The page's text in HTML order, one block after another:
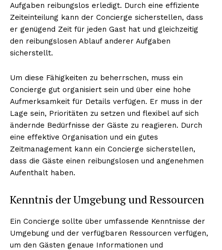
Aufgaben reibungslos erledigt. Durch eine effiziente
Zeiteinteilung kann der Concierge sicherstellen, dass
er genügend Zeit für jeden Gast hat und gleichzeitig
den reibungslosen Ablauf anderer Aufgaben
sicherstellt.
Um diese Fähigkeiten zu beherrschen, muss ein
Concierge gut organisiert sein und über eine hohe
Aufmerksamkeit für Details verfügen. Er muss in der
Lage sein, Prioritäten zu setzen und flexibel auf sich
ändernde Bedürfnisse der Gäste zu reagieren. Durch
eine effektive Organisation und ein gutes
Zeitmanagement kann ein Concierge sicherstellen,
dass die Gäste einen reibungslosen und angenehmen
Aufenthalt haben.
Kenntnis der Umgebung und Ressourcen
Ein Concierge sollte über umfassende Kenntnisse der
Umgebung und der verfügbaren Ressourcen verfügen,
um den Gästen genaue Informationen und